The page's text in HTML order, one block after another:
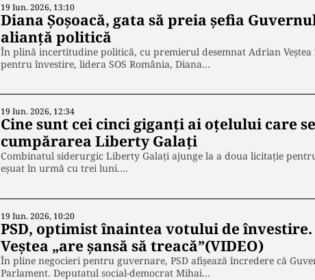
19 Iun. 2026, 13:10
Diana Șoșoacă, gata să preia șefia
alianță politică
În plină incertitudine politică, cu premierul desemnat Adrian
pentru învestire, lidera SOS România, Diana…
19 Iun. 2026, 12:34
Cine sunt cei cinci giganţi ai oţelului care
cumpărarea Liberty Galați
Combinatul siderurgic Liberty Galați ajunge la a doua licitație
eșuat în urmă cu trei luni.…
19 Iun. 2026, 10:20
PSD, optimist înaintea votului de
Veștea „are șansă să treacă”(VIDEO)
În pline negocieri pentru guvernare, PSD afișează încredere că
Parlament. Deputatul social-democrat Mihai…